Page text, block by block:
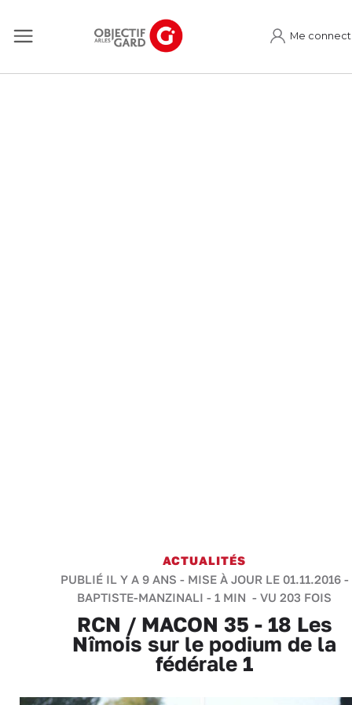
Me
ACTUALITÉS
PUBLIÉ IL Y A 9 ANS - MISE À JOUR LE 01.11.2016 -
BAPTISTE-MANZINALI - 1 MIN - VU 203 FOIS
RCN / MACON 35 - 18 Les
Nîmois sur le podium de la
fédérale 1